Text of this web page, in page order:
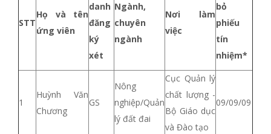
STT
Họ và tên
ứng viên
danh
đăng
ký
xét
Ngành,
chuyên
ngành
Nơi làm
việc
bỏ
phiếu
tín
nhiệm*
1
Huỳnh Văn
Chương
GS
Nông
nghiệp/Quản
lý đất đai
Cục Quản lý
chất lượng -
Bộ Giáo dục
và Đào tạo
09/09/09